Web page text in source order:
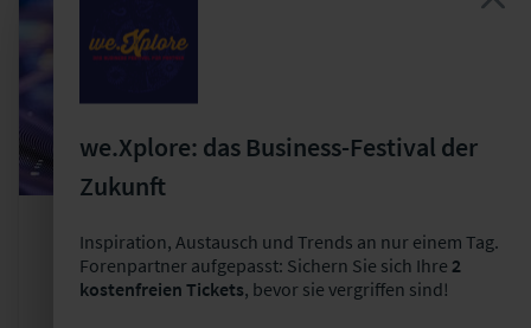
Arbeitstreffen Produktmanagement
we.Xplore: das Business-Festival der
Zukunft
Inspiration, Austausch und Trends an nur einem Tag.
Forenpartner aufgepasst: Sichern Sie sich Ihre 2
kostenfreien Tickets, bevor sie vergriffen sind!